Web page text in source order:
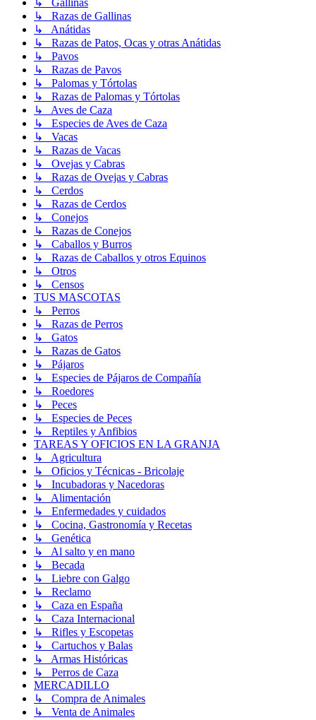
↳ Razas de Gallinas
↳ Anátidas
↳ Razas de Patos, Ocas y otras Anátidas
↳ Pavos
↳ Razas de Pavos
↳ Palomas y Tórtolas
↳ Razas de Palomas y Tórtolas
↳ Aves de Caza
↳ Especies de Aves de Caza
↳ Vacas
↳ Razas de Vacas
↳ Ovejas y Cabras
↳ Razas de Ovejas y Cabras
↳ Cerdos
↳ Razas de Cerdos
↳ Conejos
↳ Razas de Conejos
↳ Caballos y Burros
↳ Razas de Caballos y otros Equinos
↳ Otros
↳ Censos
TUS MASCOTAS
↳ Perros
↳ Razas de Perros
↳ Gatos
↳ Razas de Gatos
↳ Pájaros
↳ Especies de Pájaros de Compañía
↳ Roedores
↳ Peces
↳ Especies de Peces
↳ Reptiles y Anfibios
TAREAS Y OFICIOS EN LA GRANJA
↳ Agricultura
↳ Oficios y Técnicas - Bricolaje
↳ Incubadoras y Nacedoras
↳ Alimentación
↳ Enfermedades y cuidados
↳ Cocina, Gastronomía y Recetas
↳ Genética
↳ Al salto y en mano
↳ Becada
↳ Liebre con Galgo
↳ Reclamo
↳ Caza en España
↳ Caza Internacional
↳ Rifles y Escopetas
↳ Cartuchos y Balas
↳ Armas Históricas
↳ Perros de Caza
MERCADILLO
↳ Compra de Animales
↳ Venta de Animales